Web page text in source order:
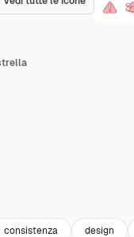
consistenza design